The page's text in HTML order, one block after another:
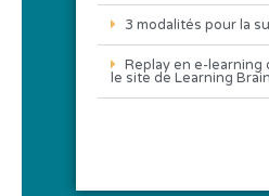
3 modalités pour la
Replay en e-
le site de Learning Brain